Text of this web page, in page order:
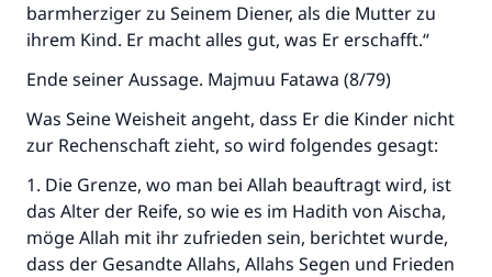
barmherziger zu Seinem Diener, als die Mutter zu
ihrem Kind. Er macht alles gut, was Er erschafft.“
Ende seiner Aussage. Majmuu Fatawa (8/79)
Was Seine Weisheit angeht, dass Er die Kinder nicht
zur Rechenschaft zieht, so wird folgendes gesagt:
1. Die Grenze, wo man bei Allah beauftragt wird, ist
das Alter der Reife, so wie es im Hadith von Aischa,
möge Allah mit ihr zufrieden sein, berichtet wurde,
dass der Gesandte Allahs, Allahs Segen und Frieden
Der Prophet -Allahs Segen und Frieden auf
ihm- sagte:
desjenigen, der sie durchführt."
(MUSLIM 1893)
Beitrag dazu